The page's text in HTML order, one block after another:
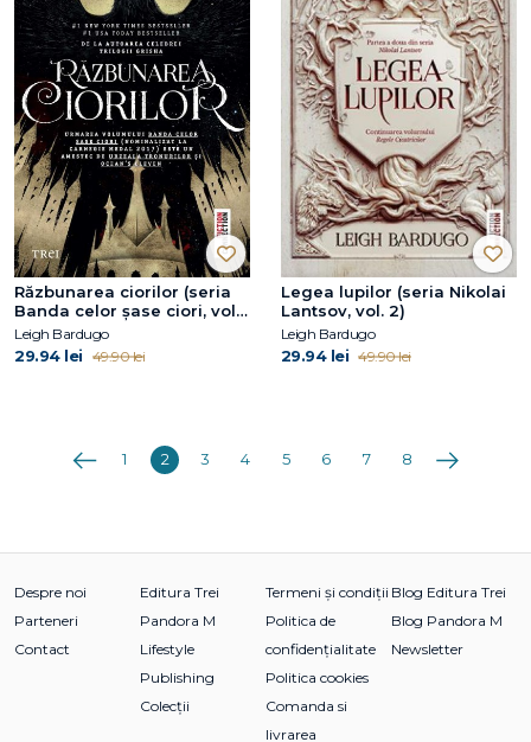
Răzbunarea ciorilor (seria
Banda celor șase ciori, vol.
2)
Leigh Bardugo
29.94 lei 49.90 lei
Legea lupilor (seria Nikolai
Lantsov, vol. 2)
Leigh Bardugo
29.94 lei 49.90 lei
Anterioara
1 2 3 4 5 6 7 8 Următoarea
Despre noi
Parteneri
Contact
Editura Trei
Pandora M
Lifestyle
Publishing
Colecții
Termeni și condiții
Politica de
confidențialitate
Politica cookies
Comanda si
livrarea
Blog Editura Trei
Blog Pandora M
Newsletter